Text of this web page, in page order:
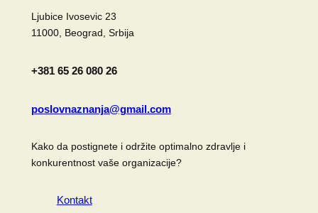
Ljubice Ivosevic 23
11000, Beograd, Srbija
+381 65 26 080 26
poslovnaznanja@gmail.com
Kako da postignete i održite optimalno zdravlje i
konkurentnost vaše organizacije?
Kontakt